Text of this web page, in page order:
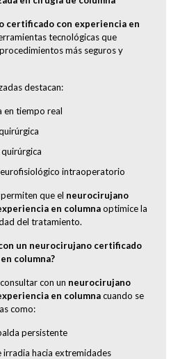
certificado con experiencia en
tecnológicas que
más seguros y
destacan:
en tiempo real
intraoperatorio
que el neurocirujano
en columnaoptimice la
del tratamiento.
un neurocirujano certificado
columna?
con un neurocirujano
en columnacuando se
como:
persistente
irradia hacia extremidades